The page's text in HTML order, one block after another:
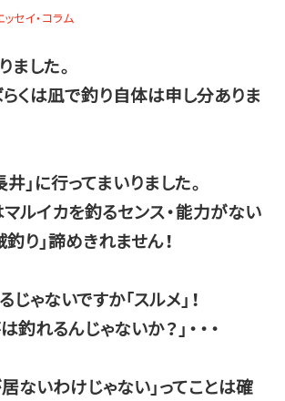
ッセイ・コラム
した。
くは凪で釣り自体は申し分ありま
」に行ってまいりました。
ルイカを釣るセンス・能力がない
り」諦めきれません！
ゃないですか「スルメ」！
れるんじゃないか？」・・・
ないわけじゃない」ってことは確